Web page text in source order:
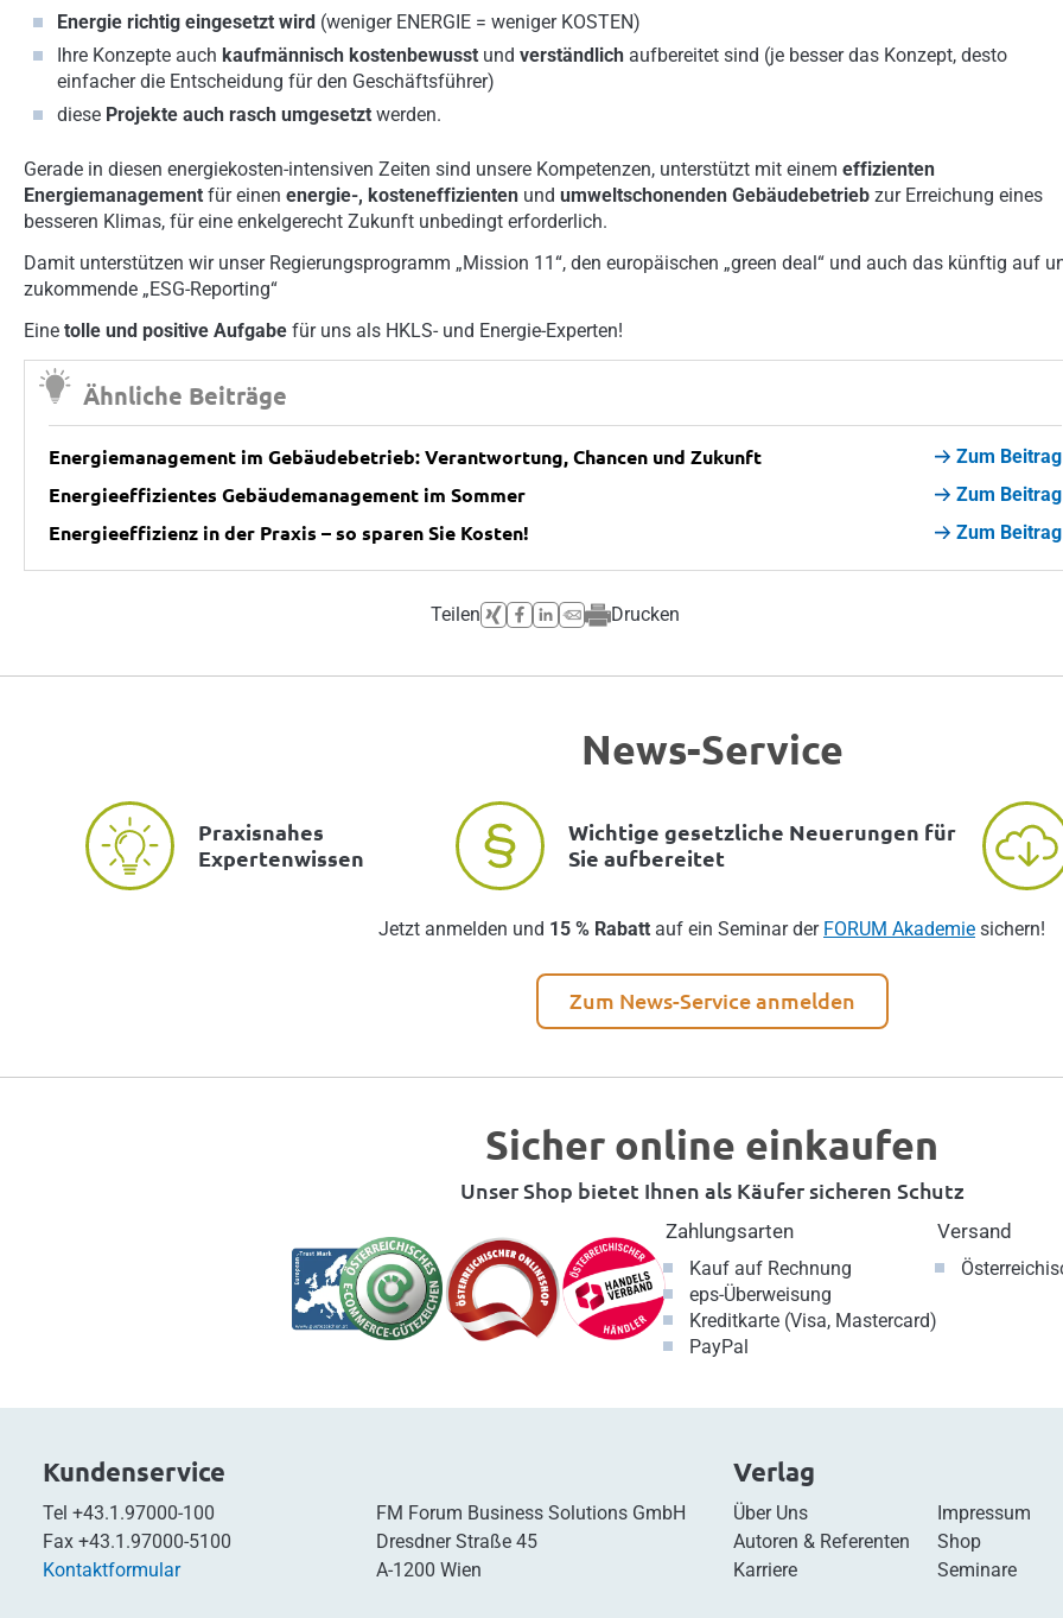
Energie richtig eingesetzt wird (weniger ENERGIE = weniger KOSTEN)
Ihre Konzepte auch kaufmännisch kostenbewusst und verständlich aufbereitet sind (je besser das Konzept, desto
einfacher die Entscheidung für den Geschäftsführer)
diese Projekte auch rasch umgesetzt werden.
Gerade in diesen energiekosten-intensiven Zeiten sind unsere Kompetenzen, unterstützt mit einem effizienten
Energiemanagement für einen energie-, kosteneffizienten und umweltschonenden Gebäudebetrieb zur Erreichung eines
besseren Klimas, für eine enkelgerecht Zukunft unbedingt erforderlich.
Damit unterstützen wir unser Regierungsprogramm „Mission 11“, den europäischen „green deal“ und auch das künftig auf
zukommende „ESG-Reporting“
Eine tolle und positive Aufgabe für uns als HKLS- und Energie-Experten!
Ähnliche Beiträge
Energiemanagement im Gebäudebetrieb: Verantwortung, Chancen und Zukunft Zum Beitrag
Energieeffizientes Gebäudemanagement im Sommer Zum Beitrag
Energieeffizienz in der Praxis – so sparen Sie Kosten! Zum Beitrag
Teilen Drucken
News-Service
Praxisnahes
Expertenwissen
Wichtige gesetzliche Neuerungen für
Sie aufbereitet
Jetzt anmelden und 15 % Rabatt auf ein Seminar der FORUM Akademie sichern!
Zum News-Service anmelden
Sicher online einkaufen
Unser Shop bietet Ihnen als Käufer sicheren Schutz
Zahlungsarten
Kauf auf Rechnung
eps-Überweisung
Kreditkarte (Visa, Mastercard)
PayPal
Versand
Kundenservice
Tel +43.1.97000-100
Fax +43.1.97000-5100
Kontaktformular
FM Forum Business Solutions GmbH
Dresdner Straße 45
A-1200 Wien
Verlag
Über Uns
Autoren & Referenten
Karriere
Impressum
Shop
Seminare